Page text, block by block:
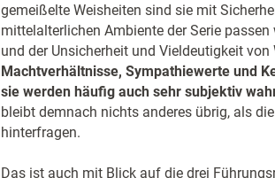
gemeißelte Weisheiten sind sie mit
mittelalterlichen Ambiente der Serie
und der Unsicherheit und Vieldeutigkeit von
Machtverhältnisse, Sympathiewerte und
sie werden häufig auch sehr subjektiv
bleibt demnach nichts anderes übrig, als
hinterfragen.
Das ist auch mit Blick auf die drei